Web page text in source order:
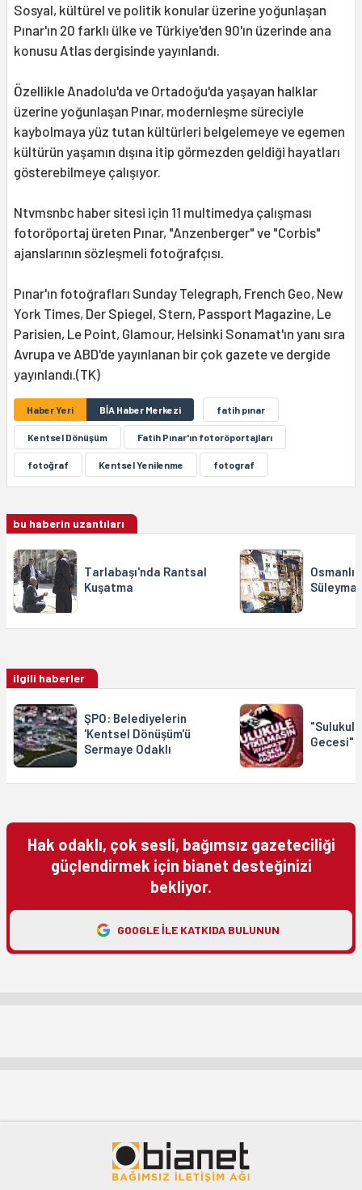
Sosyal, kültürel ve politik konular üzerine yoğunlaşan
Pınar'ın 20 farklı ülke ve Türkiye'den 90'ın üzerinde ana
konusu Atlas dergisinde yayınlandı.
Özellikle Anadolu'da ve Ortadoğu'da yaşayan halklar
üzerine yoğunlaşan Pınar, modernleşme süreciyle
kaybolmaya yüz tutan kültürleri belgelemeye ve egemen
kültürün yaşamın dışına itip görmezden geldiği hayatları
gösterebilmeye çalışıyor.
Ntvmsnbc haber sitesi için 11 multimedya çalışması
fotoröportaj üreten Pınar, "Anzenberger" ve "Corbis"
ajanslarının sözleşmeli fotoğrafçısı.
Pınar'ın fotoğrafları Sunday Telegraph, French Geo, New
York Times, Der Spiegel, Stern, Passport Magazine, Le
Parisien, Le Point, Glamour, Helsinki Sonamat'ın yanı sıra
Avrupa ve ABD'de yayınlanan bir çok gazete ve dergide
yayınlandı.(TK)
Haber Yeri BİA Haber Merkezi fatih pınar
Kentsel Dönüşüm Fatih Pınar'ın fotoröportajları
fotoğraf Kentsel Yenilenme fotograf
bu haberin uzantıları
Tarlabaşı'nda Rantsal
Kuşatma
ilgili haberler
ŞPO: Belediyelerin
'Kentsel Dönüşüm'ü
Sermaye Odaklı
Gecesi"
Hak odaklı, çok sesli, bağımsız gazeteciliği
güçlendirmek için bianet desteğinizi
bekliyor.
GOOGLE ILE KATKIDA BULUNUN